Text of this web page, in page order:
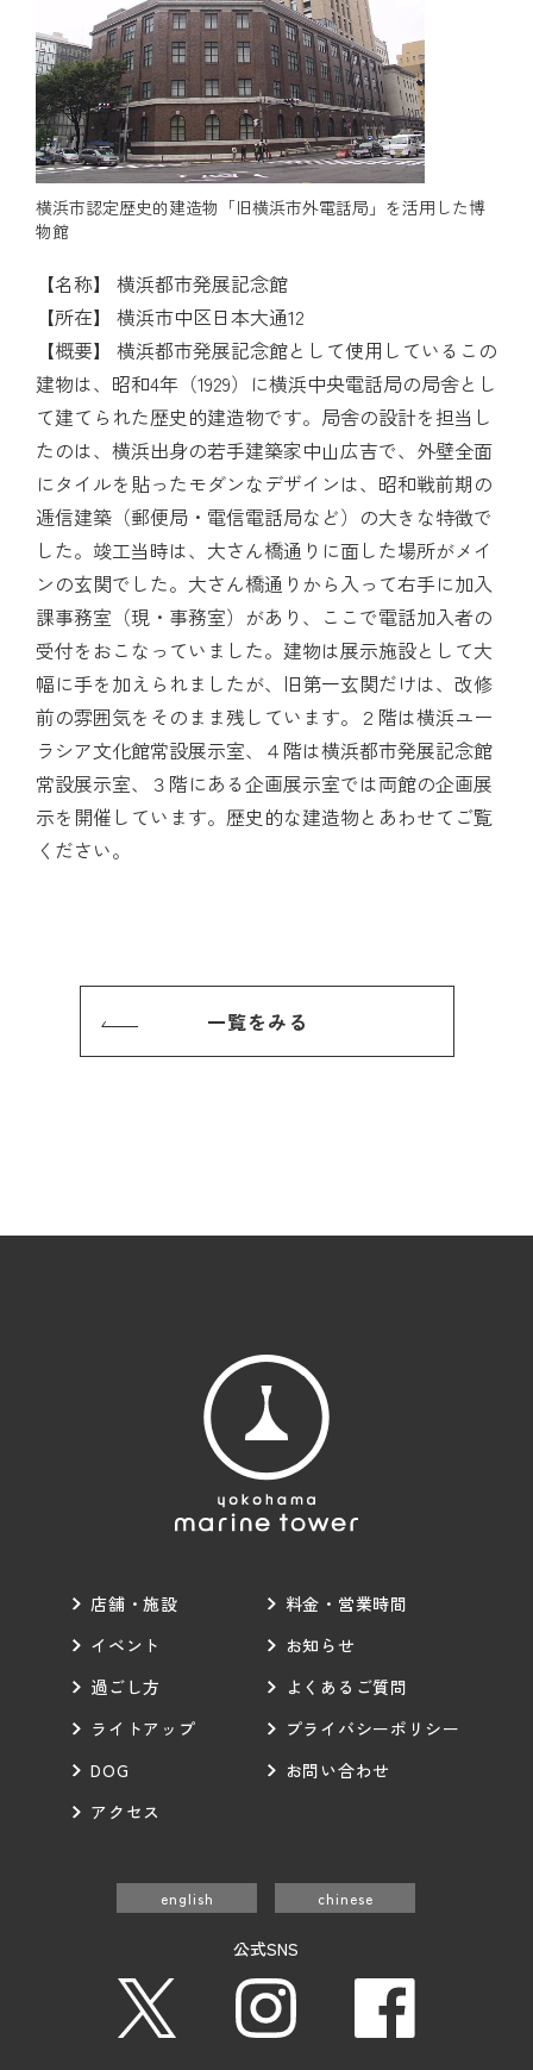
横浜市認定歴史的建造物「旧横浜市外電話局」を活用した博
物館
【名称】 横浜都市発展記念館
【所在】 横浜市中区日本大通12
【概要】 横浜都市発展記念館として使用しているこの
建物は、昭和4年（1929）に横浜中央電話局の局舎とし
て建てられた歴史的建造物です。局舎の設計を担当し
たのは、横浜出身の若手建築家中山広吉で、外壁全面
にタイルを貼ったモダンなデザインは、昭和戦前期の
逓信建築（郵便局・電信電話局など）の大きな特徴で
した。竣工当時は、大さん橋通りに面した場所がメイ
ンの玄関でした。大さん橋通りから入って右手に加入
課事務室（現・事務室）があり、ここで電話加入者の
受付をおこなっていました。建物は展示施設として大
幅に手を加えられましたが、旧第一玄関だけは、改修
前の雰囲気をそのまま残しています。２階は横浜ユー
ラシア文化館常設展示室、４階は横浜都市発展記念館
常設展示室、３階にある企画展示室では両館の企画展
示を開催しています。歴史的な建造物とあわせてご覧
ください。
一覧をみる
店舗・施設
イベント
過ごし方
ライトアップ
DOG
アクセス
料金・営業時間
お知らせ
よくあるご質問
プライバシーポリシー
お問い合わせ
english chinese
公式SNS